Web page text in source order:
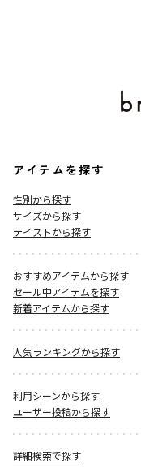
アイテムを探す
性別から探す
サイズから探す
テイストから探す
おすすめアイテムから探す
セール中アイテムを探す
新着アイテムから探す
人気ランキングから探す
利用シーンから探す
ユーザー投稿から探す
詳細検索で探す